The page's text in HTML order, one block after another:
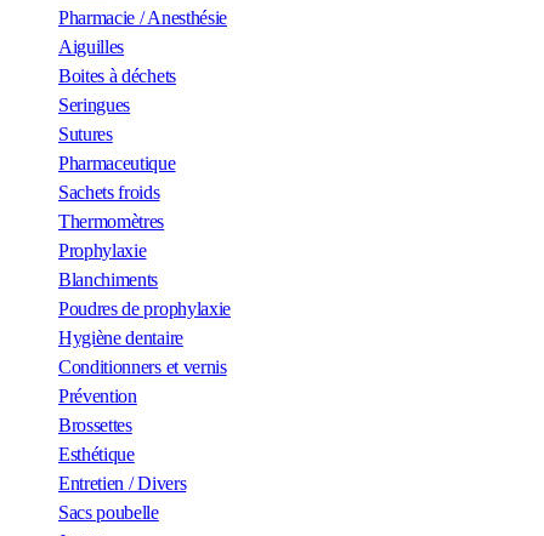
Pharmacie / Anesthésie
Aiguilles
Boites à déchets
Seringues
Sutures
Pharmaceutique
Sachets froids
Thermomètres
Prophylaxie
Blanchiments
Poudres de prophylaxie
Hygiène dentaire
Conditionners et vernis
Prévention
Brossettes
Esthétique
Entretien / Divers
Sacs poubelle